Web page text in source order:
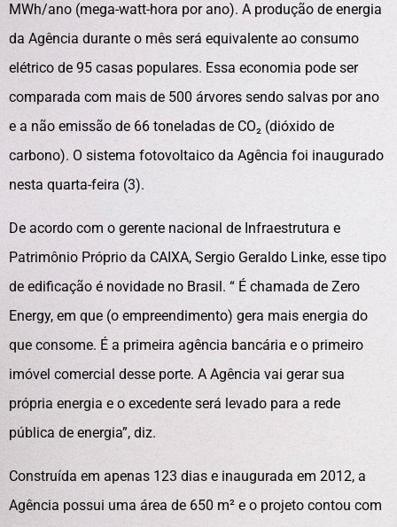
MWh/ano (mega-watt-hora por ano). A produção de energia
da Agência durante o mês será equivalente ao consumo
elétrico de 95 casas populares. Essa economia pode ser
comparada com mais de 500 árvores sendo salvas por ano
e a não emissão de 66 toneladas de CO₂ (dióxido de
carbono). O sistema fotovoltaico da Agência foi inaugurado
nesta quarta-feira (3).
De acordo com o gerente nacional de Infraestrutura e
Patrimônio Próprio da CAIXA, Sergio Geraldo Linke, esse tipo
de edificação é novidade no Brasil. “ É chamada de Zero
Energy, em que (o empreendimento) gera mais energia do
que consome. É a primeira agência bancária e o primeiro
imóvel comercial desse porte. A Agência vai gerar sua
própria energia e o excedente será levado para a rede
pública de energia”, diz.
Construída em apenas 123 dias e inaugurada em 2012, a
Agência possui uma área de 650 m² e o projeto contou com